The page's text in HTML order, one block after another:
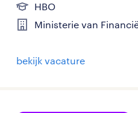
HBO
Ministerie van
bekijk vacature